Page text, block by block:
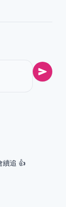
續追 👍